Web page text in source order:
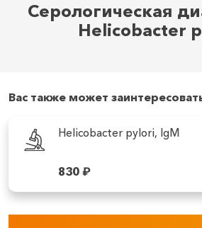
Серологическая
Helicobacter
Вас также может
Helicobacter pylori, IgM
830₽